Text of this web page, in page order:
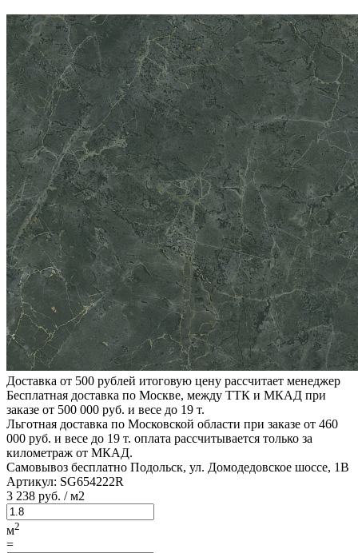
Доставка от 500 рублей итоговую цену рассчитает менеджер
Бесплатная доставка по Москве, между ТТК и МКАД при
заказе от 500 000 руб. и весе до 19 т.
Льготная доставка по Московской области при заказе от 460
000 руб. и весе до 19 т. оплата рассчитывается только за
километраж от МКАД.
Самовывоз бесплатно Подольск, ул. Домодедовское шоссе, 1В
Артикул: SG654222R
3 238 руб. / м2
м2
=